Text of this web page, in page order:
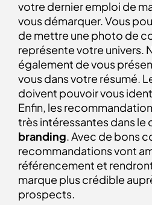
votre dernier emploi de
vous démarquer. Vous
de mettre une photo de
représente votre univers.
également de vous
vous dans votre résumé.
doivent pouvoir vous
Enfin, les
très intéressantes dans le
branding. Avec de bons
recommandations vont
référencement et
marque plus crédible
prospects.